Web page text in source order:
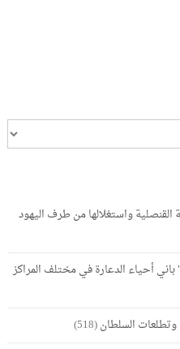
واستغلالها من طرف اليهود
أحياء الدعارة في مختلف المراكز
السلطان(518)